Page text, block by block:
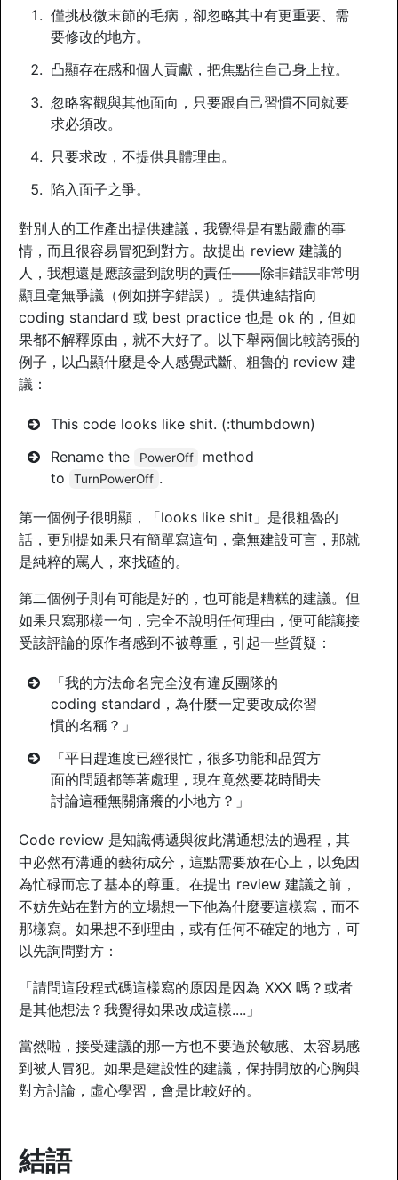
僅挑枝微末節的毛病，卻忽略其中有更重要、需
要修改的地方。
凸顯存在感和個人貢獻，把焦點往自己身上拉。
忽略客觀與其他面向，只要跟自己習慣不同就要
求必須改。
只要求改，不提供具體理由。
陷入面子之爭。
對別人的工作產出提供建議，我覺得是有點嚴肅的事
情，而且很容易冒犯到對方。故提出 review 建議的
人，我想還是應該盡到說明的責任——除非錯誤非常明
顯且毫無爭議（例如拼字錯誤）。提供連結指向
coding standard 或 best practice 也是 ok 的，但如
果都不解釋原由，就不大好了。以下舉兩個比較誇張的
例子，以凸顯什麼是令人感覺武斷、粗魯的 review 建
議：
This code looks like shit. (:thumbdown)
Rename the
PowerOff
method
to
TurnPowerOff .
第一個例子很明顯，「looks like shit」是很粗魯的
話，更別提如果只有簡單寫這句，毫無建設可言，那就
是純粹的罵人，來找碴的。
第二個例子則有可能是好的，也可能是糟糕的建議。但
如果只寫那樣一句，完全不說明任何理由，便可能讓接
受該評論的原作者感到不被尊重，引起一些質疑：
「我的方法命名完全沒有違反團隊的
coding standard，為什麼一定要改成你習
慣的名稱？」
「平日趕進度已經很忙，很多功能和品質方
面的問題都等著處理，現在竟然要花時間去
討論這種無關痛癢的小地方？」
Code review 是知識傳遞與彼此溝通想法的過程，其
中必然有溝通的藝術成分，這點需要放在心上，以免因
為忙碌而忘了基本的尊重。在提出 review 建議之前，
不妨先站在對方的立場想一下他為什麼要這樣寫，而不
那樣寫。如果想不到理由，或有任何不確定的地方，可
以先詢問對方：
「請問這段程式碼這樣寫的原因是因為 XXX 嗎？或者
是其他想法？我覺得如果改成這樣....」
當然啦，接受建議的那一方也不要過於敏感、太容易感
到被人冒犯。如果是建設性的建議，保持開放的心胸與
對方討論，虛心學習，會是比較好的。
結語